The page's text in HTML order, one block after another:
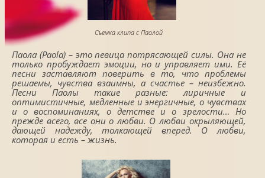
Съемка клипа с Паолой
Паола (Paola) – это певица потрясающей силы. Она не
только пробуждает эмоции, но и управляет ими. Её
песни заставляют поверить в то, что проблемы
решаемы, чувства взаимны, а счастье – неизбежно.
Песни Паолы такие разные: лиричные и
оптимистичные, медленные и энергичные, о чувствах
и о воспоминаниях, о детстве и о зрелости… Но
прежде всего, все они о любви. О любви окрыляющей,
дающей надежду, толкающей вперёд. О любви,
которая и есть – жизнь.